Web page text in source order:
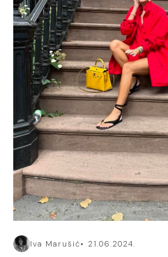
Iva Marušić 21.06.2024.